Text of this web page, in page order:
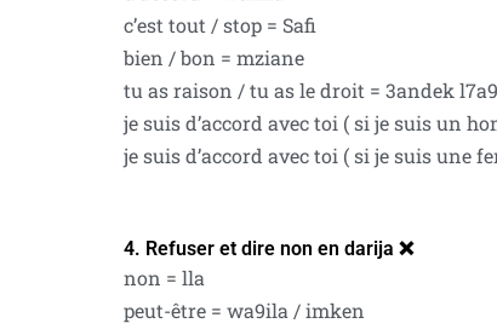
c’est tout / stop = Safi
bien / bon = mziane
tu as raison / tu as le droit = 3andek
je suis d’accord avec toi ( si je suis un
je suis d’accord avec toi ( si je suis une
4. Refuser et dire non en darija ❌
non = lla
peut-être = wa9ila / imken